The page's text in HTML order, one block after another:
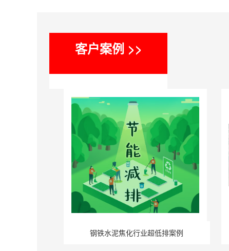
客户案例 >>
钢铁水泥焦化行业超低排案例